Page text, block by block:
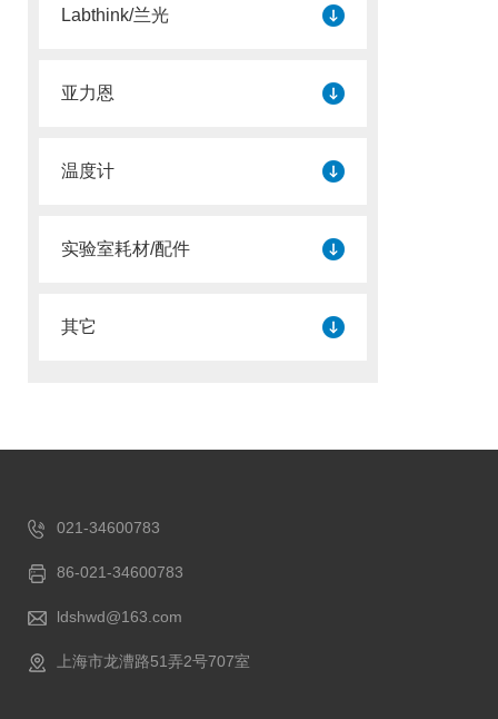
Labthink/兰光
亚力恩
温度计
实验室耗材/配件
其它
021-34600783
86-021-34600783
ldshwd@163.com
上海市龙漕路51弄2号707室